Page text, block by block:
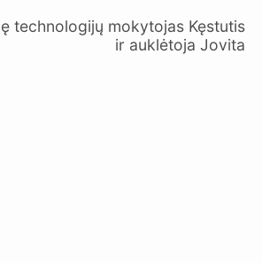
technologijų mokytojas Kęstutis
ir auklėtoja Jovita